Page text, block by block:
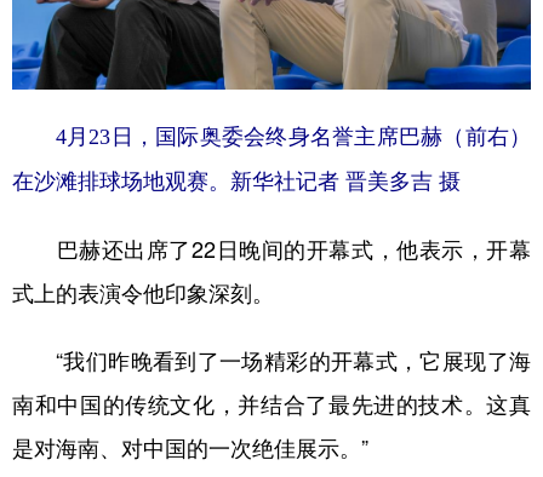
4月23日，国际奥委会终身名誉主席巴赫（前右）
在沙滩排球场地观赛。新华社记者 晋美多吉 摄
巴赫还出席了22日晚间的开幕式，他表示，开幕
式上的表演令他印象深刻。
“我们昨晚看到了一场精彩的开幕式，它展现了海
南和中国的传统文化，并结合了最先进的技术。这真
是对海南、对中国的一次绝佳展示。”